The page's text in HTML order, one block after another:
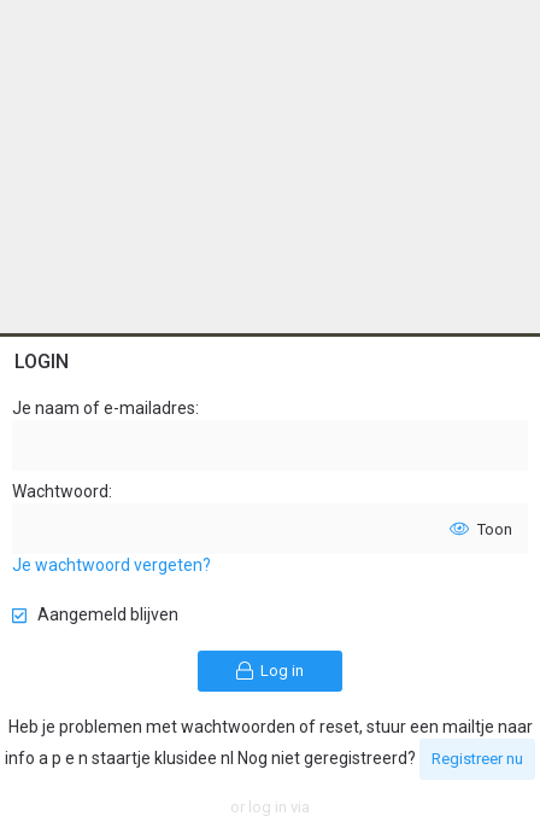
LOGIN
Je naam of e-mailadres
Wachtwoord
Toon
Je wachtwoord vergeten?
Aangemeld blijven
Log in
Heb je problemen met wachtwoorden of reset, stuur een mailtje naar
info a p e n staartje klusidee nl Nog niet geregistreerd?
Registreer nu
or log in via